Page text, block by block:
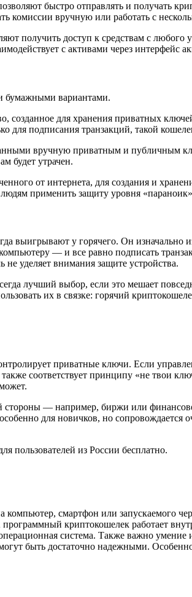
быстро отправлять и получать
комиссии вручную или работать с
получить доступ к средствам с любого
с активами через интерфейс
бумажными вариантами.
созданное для хранения приватных
для подписания транзакций, такой
вручную приватным и публичным
будет утрачен.
от интернета, для создания и
применить защиту уровня
выигрывают у горячего. Он изначально
— и все равно подписать
не уделяет внимания защите устройства.
лучший выбор, если это мешает
их в связке: горячий
приватные ключи. Если
соответствует принципу «не твои
стороны — например, биржи или
для новичков, но
смартфон или запускаемого
программный криптокошелек работает
система. Также важно
быть достаточно надежными.